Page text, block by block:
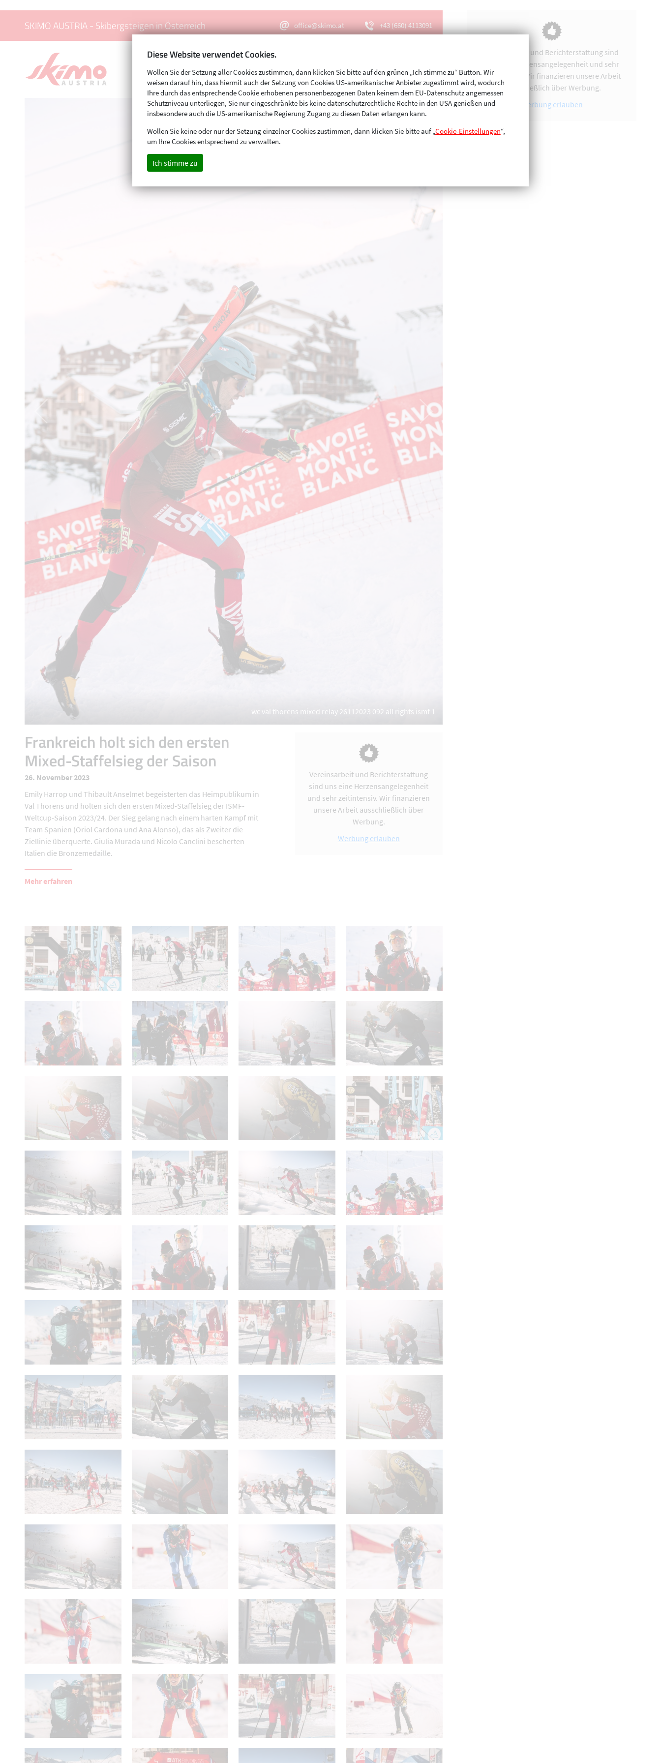
SKIMO AUSTRIA - Skibergsteigen in Österreich office@skimo.at +43 (660) 4113091
Menu
wc val thorens mixed relay 26112023 092 all rights ismf 1
Frankreich holt sich den ersten
Mixed-Staffelsieg der Saison
26. November 2023
Emily Harrop und Thibault Anselmet begeisterten das Heimpublikum in
Val Thorens und holten sich den ersten Mixed-Staffelsieg der ISMF-
Weltcup-Saison 2023/24. Der Sieg gelang nach einem harten Kampf mit
Team Spanien (Oriol Cardona und Ana Alonso), das als Zweiter die
Ziellinie überquerte. Giulia Murada und Nicolo Canclini bescherten
Italien die Bronzemedaille.
Mehr erfahren
Vereinsarbeit und Berichterstattung
sind uns eine Herzensangelegenheit
und sehr zeitintensiv. Wir finanzieren
unsere Arbeit ausschließlich über
Werbung.
Werbung erlauben
Vereinsarbeit und Berichterstattung sind
uns eine Herzensangelegenheit und sehr
zeitintensiv. Wir finanzieren unsere Arbeit
ausschließlich über Werbung.
Werbung erlauben
Diese Website verwendet Cookies.
Wollen Sie der Setzung aller Cookies zustimmen, dann klicken Sie bitte auf den grünen „Ich stimme zu“ Button. Wir
weisen darauf hin, dass hiermit auch der Setzung von Cookies US-amerikanischer Anbieter zugestimmt wird, wodurch
Ihre durch das entsprechende Cookie erhobenen personenbezogenen Daten keinem dem EU-Datenschutz angemessen
Schutzniveau unterliegen, Sie nur eingeschränkte bis keine datenschutzrechtliche Rechte in den USA genießen und
insbesondere auch die US-amerikanische Regierung Zugang zu diesen Daten erlangen kann.
Wollen Sie keine oder nur der Setzung einzelner Cookies zustimmen, dann klicken Sie bitte auf „Cookie-Einstellungen“,
um Ihre Cookies entsprechend zu verwalten.
Ich stimme zu